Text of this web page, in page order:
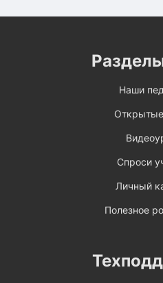
Наши
Спроси
Личный
Полезное